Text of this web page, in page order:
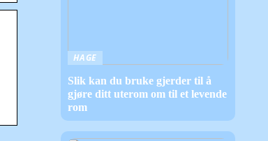
HAGE
Slik kan du bruke gjerder til å
gjøre ditt uterom om til et levende
rom